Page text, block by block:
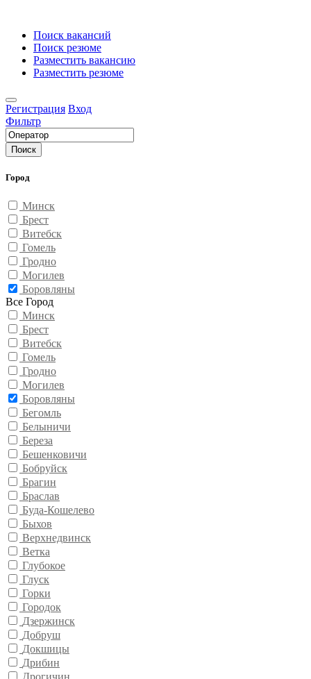
Поиск вакансий
Поиск резюме
Разместить вакансию
Разместить резюме
Регистрация Вход
Фильтр
Поиск
Город
Минск
Брест
Витебск
Гомель
Гродно
Могилев
Боровляны
Все Город
Минск
Брест
Витебск
Гомель
Гродно
Могилев
Боровляны
Бегомль
Белыничи
Береза
Бешенковичи
Бобруйск
Брагин
Браслав
Буда-Кошелево
Быхов
Верхнедвинск
Ветка
Глубокое
Глуск
Горки
Городок
Дзержинск
Добруш
Докшицы
Дрибин